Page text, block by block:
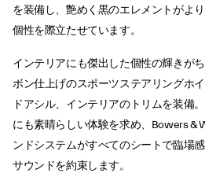
を装備し、艶めく黒のエレメントがよ
個性を際立たせています。
インテリアにも傑出した個性の輝きが
ボン仕上げのスポーツステアリングホ
ドアシル、インテリアのトリムを装備
にも素晴らしい体験を求め、Bowers &
ンドシステムがすべてのシートで臨場
サウンドを約束します。